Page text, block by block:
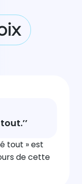
tout » est
de cette